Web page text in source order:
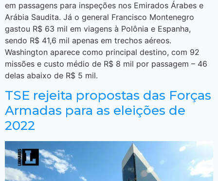
em passagens para inspeções nos Emirados Árabes e
Arábia Saudita. Já o general Francisco Montenegro
gastou R$ 63 mil em viagens à Polônia e Espanha,
sendo R$ 41,6 mil apenas em trechos aéreos.
Washington aparece como principal destino, com 92
missões e custo médio de R$ 8 mil por passagem – 46
delas abaixo de R$ 5 mil.
TSE rejeita propostas das Forças
Armadas para as eleições de
2022